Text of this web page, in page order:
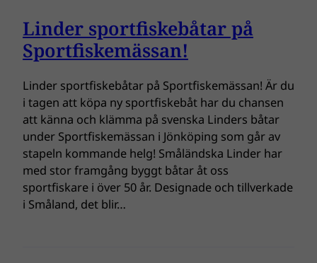
Linder sportfiskebåtar på
Sportfiskemässan!
Linder sportfiskebåtar på Sportfiskemässan! Är du
i tagen att köpa ny sportfiskebåt har du chansen
att känna och klämma på svenska Linders båtar
under Sportfiskemässan i Jönköping som går av
stapeln kommande helg! Småländska Linder har
med stor framgång byggt båtar åt oss
sportfiskare i över 50 år. Designade och tillverkade
i Småland, det blir…